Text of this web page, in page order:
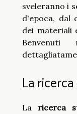
sveleranno i
d'epoca, dal
dei materiali
La
La ricerca